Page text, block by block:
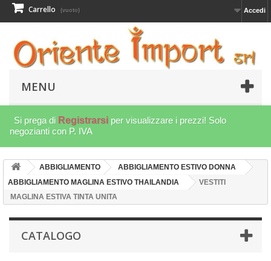
Accedi
Carrello (vuoto)
MENU
Si prega di Registrarsi per visualizzare i prezzi! Solo
negozianti con P. IVA
ABBIGLIAMENTO
ABBIGLIAMENTO ESTIVO DONNA
ABBIGLIAMENTO MAGLINA ESTIVO THAILANDIA
VESTITI
MAGLINA ESTIVA TINTA UNITA
CATALOGO